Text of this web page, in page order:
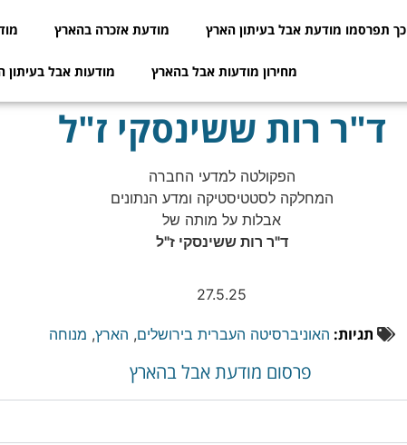
כך תפרסמו מודעת אבל בעיתון הארץ מודעת אזכרה בהארץ
מחירון מודעות אבל בהארץ מודעות אבל בעיתון
ד"ר רות ששינסקי ז"ל
הפקולטה למדעי החברה
המחלקה לסטטיסטיקה ומדע הנתונים
אבלות על מותה של
ד"ר רות ששינסקי ז"ל
27.5.25
תגיות: האוניברסיטה העברית בירושלים, הארץ, מנוחה
פרסום מודעת אבל בהארץ